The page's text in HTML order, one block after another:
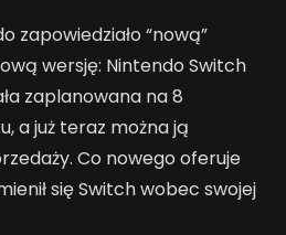
zapowiedziało “nową”
wersję: Nintendo Switch
zaplanowana na 8
a już teraz można ją
Co nowego oferuje
się Switch wobec swojej